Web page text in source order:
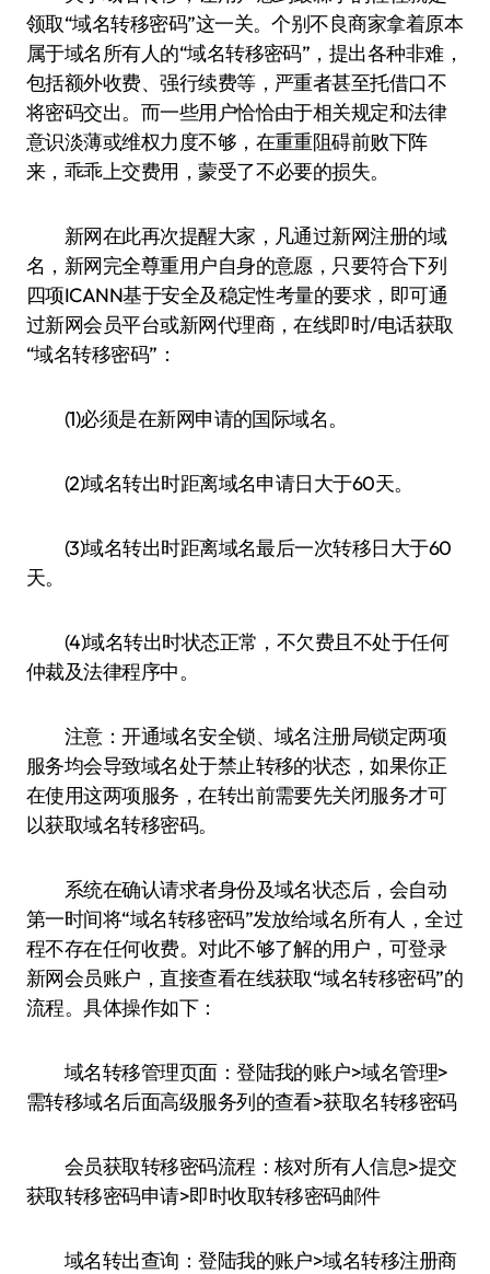
领取“域名转移密码”这一关。个别不良商家拿着原本
属于域名所有人的“域名转移密码”，提出各种非难，
包括额外收费、强行续费等，严重者甚至托借口不
将密码交出。而一些用户恰恰由于相关规定和法律
意识淡薄或维权力度不够，在重重阻碍前败下阵
来，乖乖上交费用，蒙受了不必要的损失。
新网在此再次提醒大家，凡通过新网注册的域
名，新网完全尊重用户自身的意愿，只要符合下列
四项ICANN基于安全及稳定性考量的要求，即可通
过新网会员平台或新网代理商，在线即时/电话获取
“域名转移密码”：
(1)必须是在新网申请的国际域名。
(2)域名转出时距离域名申请日大于60天。
(3)域名转出时距离域名最后一次转移日大于60
天。
(4)域名转出时状态正常，不欠费且不处于任何
仲裁及法律程序中。
注意：开通域名安全锁、域名注册局锁定两项
服务均会导致域名处于禁止转移的状态，如果你正
在使用这两项服务，在转出前需要先关闭服务才可
以获取域名转移密码。
系统在确认请求者身份及域名状态后，会自动
第一时间将“域名转移密码”发放给域名所有人，全过
程不存在任何收费。对此不够了解的用户，可登录
新网会员账户，直接查看在线获取“域名转移密码”的
流程。具体操作如下：
域名转移管理页面：登陆我的账户>域名管理>
需转移域名后面高级服务列的查看>获取名转移密码
会员获取转移密码流程：核对所有人信息>提交
获取转移密码申请>即时收取转移密码邮件
域名转出查询：登陆我的账户>域名转移注册商